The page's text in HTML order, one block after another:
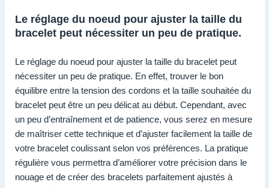
Le réglage du noeud pour ajuster la taille du
bracelet peut nécessiter un peu de pratique.
Le réglage du noeud pour ajuster la taille du bracelet peut
nécessiter un peu de pratique. En effet, trouver le bon
équilibre entre la tension des cordons et la taille souhaitée du
bracelet peut être un peu délicat au début. Cependant, avec
un peu d’entraînement et de patience, vous serez en mesure
de maîtriser cette technique et d’ajuster facilement la taille de
votre bracelet coulissant selon vos préférences. La pratique
régulière vous permettra d’améliorer votre précision dans le
nouage et de créer des bracelets parfaitement ajustés à